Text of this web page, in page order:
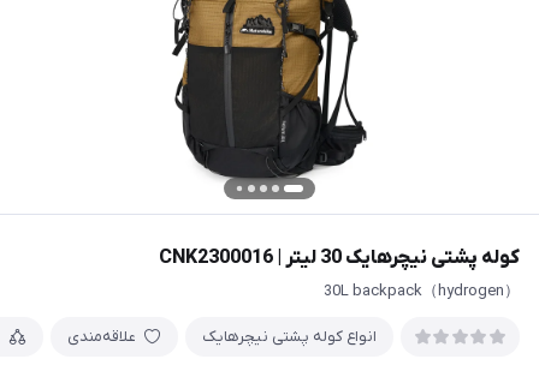
کوله پشتی نیچرهایک 30 لیتر | CNK2300016
（hydrogen）30L backpack
انواع کوله پشتی نیچرهایک علاقه‌مندی